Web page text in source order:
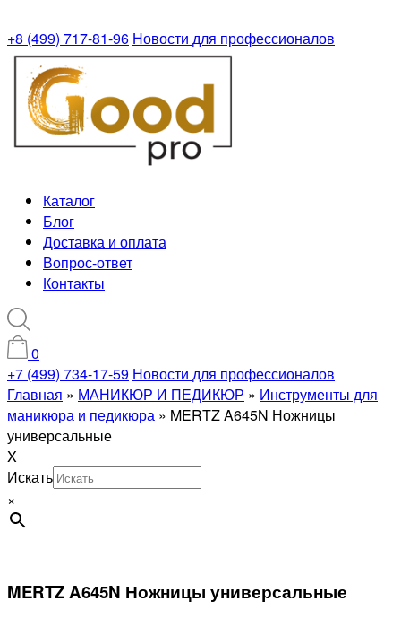
+8 (499) 717-81-96 Новости для профессионалов
Каталог
Блог
Доставка и оплата
Вопрос-ответ
Контакты
0
+7 (499) 734-17-59 Новости для профессионалов
Главная » МАНИКЮР И ПЕДИКЮР » Инструменты для
маникюра и педикюра » MERTZ A645N Ножницы
универсальные
X
Искать
×
MERTZ A645N Ножницы универсальные